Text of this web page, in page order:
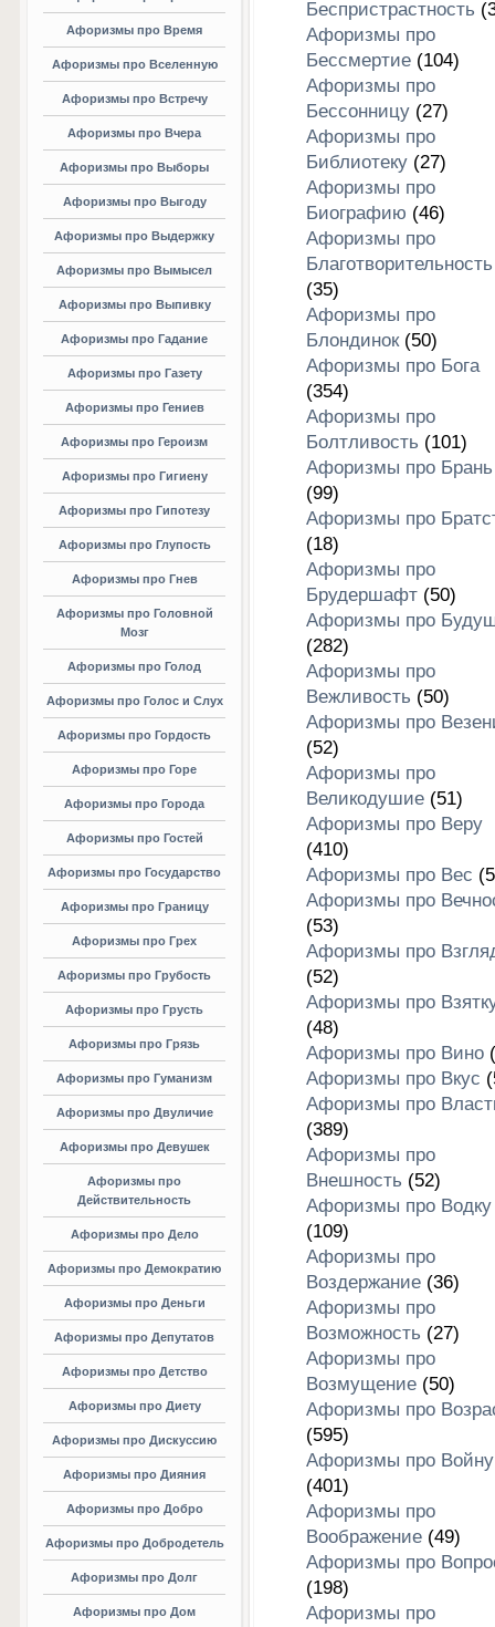
Афоризмы про Время
Афоризмы про Вселенную
Афоризмы про Встречу
Афоризмы про Вчера
Афоризмы про Выборы
Афоризмы про Выгоду
Афоризмы про Выдержку
Афоризмы про Вымысел
Афоризмы про Выпивку
Афоризмы про Гадание
Афоризмы про Газету
Афоризмы про Гениев
Афоризмы про Героизм
Афоризмы про Гигиену
Афоризмы про Гипотезу
Афоризмы про Глупость
Афоризмы про Гнев
Афоризмы про Головной
Мозг
Афоризмы про Голод
Афоризмы про Голос и Слух
Афоризмы про Гордость
Афоризмы про Горе
Афоризмы про Города
Афоризмы про Гостей
Афоризмы про Государство
Афоризмы про Границу
Афоризмы про Грех
Афоризмы про Грубость
Афоризмы про Грусть
Афоризмы про Грязь
Афоризмы про Гуманизм
Афоризмы про Двуличие
Афоризмы про Девушек
Афоризмы про
Действительность
Афоризмы про Дело
Афоризмы про Демократию
Афоризмы про Деньги
Афоризмы про Депутатов
Афоризмы про Детство
Афоризмы про Диету
Афоризмы про Дискуссию
Афоризмы про Дияния
Афоризмы про Добро
Афоризмы про Добродетель
Афоризмы про Долг
Афоризмы про Дом
Беспристрастность
Афоризмы про
Бессмертие(104)
Афоризмы про
Бессонницу(27)
Афоризмы про
Библиотеку(27)
Афоризмы про
Биографию (46)
Афоризмы про
Благотворительность
(35)
Афоризмы про
Блондинок(50)
Афоризмы про Бога
(354)
Афоризмы про
Болтливость (101)
Афоризмы про Брань
(99)
Афоризмы про
(18)
Афоризмы про
Брудершафт(50)
Афоризмы про
(282)
Афоризмы про
Вежливость (50)
Афоризмы про
(52)
Афоризмы про
Великодушие(51)
Афоризмы про Веру
(410)
Афоризмы про Вес
Афоризмы про
(53)
Афоризмы про
(52)
Афоризмы про
(48)
Афоризмы про Вино
Афоризмы про Вкус
Афоризмы про
(389)
Афоризмы про
Внешность (52)
Афоризмы про Водку
(109)
Афоризмы про
Воздержание(36)
Афоризмы про
Возможность (27)
Афоризмы про
Возмущение(50)
Афоризмы про
(595)
Афоризмы про Войну
(401)
Афоризмы про
Воображение(49)
Афоризмы про
(198)
Афоризмы про